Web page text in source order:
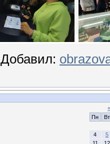
Добавил:
«
Пн
Вт
4
5